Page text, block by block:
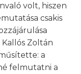
volt, hiszen
csakis
Zoltán
a
felmutatni a